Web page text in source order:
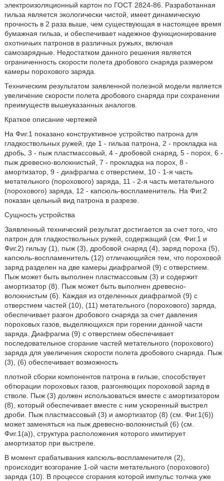
электроизоляционный картон по ГОСТ 2824-86. Разработанная
гильза является экологически чистой, имеет динамическую
прочность в 2 раза выше, чем существующая в настоящее время
бумажная гильза, и обеспечивает надежное функционирование
охотничьих патронов в различных ружьях, включая
самозарядные. Недостатком данного решения является
ограниченность скорости полета дробового снаряда размером
камеры порохового заряда.
Техническим результатом заявленной полезной модели является
увеличение скорости полета дробового снаряда при сохранении
преимуществ вышеуказанных аналогов.
Краткое описание чертежей
На Фиг.1 показано конструктивное устройство патрона для
гладкоствольных ружей, где 1 - гильза патрона, 2 - прокладка на
дробь, 3 - пыж пластмассовый, 4 - дробовой снаряд, 5 - порох, 6 -
пыж древесно-волокнистый, 7 - прокладка на порох, 8 -
амортизатор, 9 - диафрагма с отверстием, 10 - 1-я часть
метательного (порохового) заряда, 11 - 2-я часть метательного
(порохового) заряда, 12 - капсюль-воспламенитель. На Фиг.2
показан цельный вид патрона в разрезе.
Сущность устройства
Заявленный технический результат достигается за счет того, что
патрон для гладкоствольных ружей, содержащий (см. Фиг.1 и
Фиг.2) гильзу (1), пыж (3), дробовой снаряд (4), заряд пороха (5),
капсюль-воспламенитель (12) отличающийся тем, что пороховой
заряд разделен на две камеры диафрагмой (9) с отверстием.
Пыж может быть выполнен пластмассовым (3) и содержит
амортизатор (8). Пыж может быть выполнен древесно-
волокнистым (6). Каждая из отделенных диафрагмой (9) с
отверстием частей (10), (11) метательного (порохового) заряда,
обеспечивает разгон дробового снаряда за счет давления
пороховых газов, выделяющихся при горении данной части
заряда. Диафрагма (9) с отверстием обеспечивает
последовательное сгорание частей метательного (порохового)
заряда для увеличения скорости полета дробового снаряда. Пыж
(3), (6) обеспечивает возможность
плотной сборки компонентов патрона в гильзе, способствует
обтюрации пороховых газов, разгоняющих пороховой заряд в
стволе. Пыж (3) должен использоваться вместе с амортизатором
(8), который обеспечивает вместе с ним ускоренный выстрел
дроби. Пыж пластмассовый (3) и амортизатор (8) (см. Фиг.1(6))
может заменяться на пыж древесно-волокнистый (6) (см.
Фиг.1(а)), структура расположения которого имитирует
амортизатор при выстреле.
В момент срабатывания капсюль-воспламенителя (2),
происходит возгорание 1-ой части метательного (порохового)
заряда (10). В процессе сгорания которой импульс толчка уже